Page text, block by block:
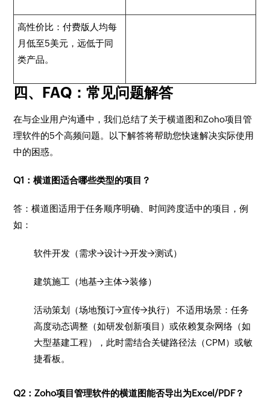
高性价比：付费版人均每
月低至5美元，远低于同
类产品。
四、FAQ：常见问题解答
在与企业用户沟通中，我们总结了关于横道图和Zoho项目管
理软件的5个高频问题。以下解答将帮助您快速解决实际使用
中的困惑。
Q1：横道图适合哪些类型的项目？
答：横道图适用于任务顺序明确、时间跨度适中的项目，例
如：
软件开发（需求→设计→开发→测试）
建筑施工（地基→主体→装修）
活动策划（场地预订→宣传→执行） 不适用场景：任务
高度动态调整（如研发创新项目）或依赖复杂网络（如
大型基建工程），此时需结合关键路径法（CPM）或敏
捷看板。
Q2：Zoho项目管理软件的横道图能否导出为Excel/PDF？